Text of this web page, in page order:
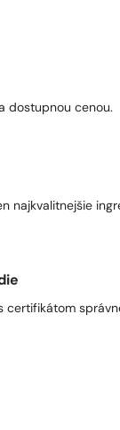
dostupnou cenou.
najkvalitnejšie
certifikátom